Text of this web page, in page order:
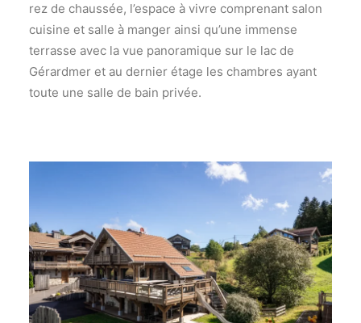
rez de chaussée, l’espace à vivre comprenant salon
cuisine et salle à manger ainsi qu’une immense
terrasse avec la vue panoramique sur le lac de
Gérardmer et au dernier étage les chambres ayant
toute une salle de bain privée.